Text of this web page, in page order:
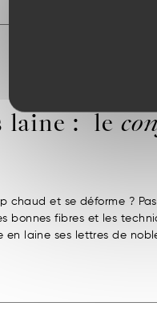
laine : le
chaud et se déforme ?
bonnes fibres et les
laine ses lettres de